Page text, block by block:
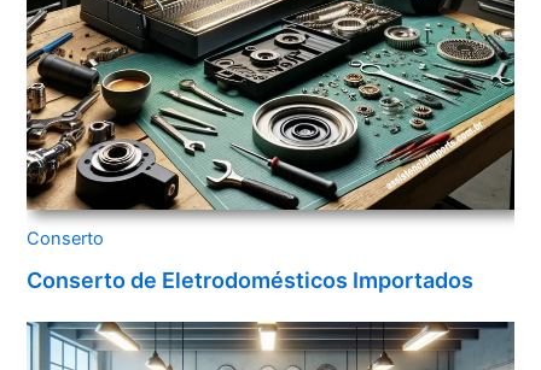
Conserto
Conserto de Eletrodomésticos Importados